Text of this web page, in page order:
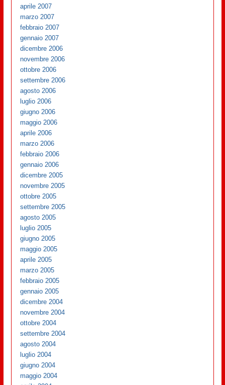
aprile 2007
marzo 2007
febbraio 2007
gennaio 2007
dicembre 2006
novembre 2006
ottobre 2006
settembre 2006
agosto 2006
luglio 2006
giugno 2006
maggio 2006
aprile 2006
marzo 2006
febbraio 2006
gennaio 2006
dicembre 2005
novembre 2005
ottobre 2005
settembre 2005
agosto 2005
luglio 2005
giugno 2005
maggio 2005
aprile 2005
marzo 2005
febbraio 2005
gennaio 2005
dicembre 2004
novembre 2004
ottobre 2004
settembre 2004
agosto 2004
luglio 2004
giugno 2004
maggio 2004